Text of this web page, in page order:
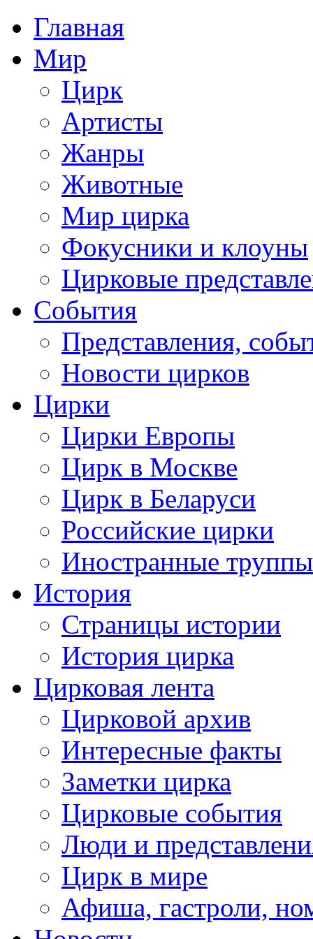
Главная
Мир
Цирк
Артисты
Жанры
Животные
Мир цирка
Фокусники и клоуны
Цирковые
События
Представления,
Новости цирков
Цирки
Цирки Европы
Цирк в Москве
Цирк в Беларуси
Российские цирки
Иностранные труппы
История
Страницы истории
История цирка
Цирковая лента
Цирковой архив
Интересные факты
Заметки цирка
Цирковые события
Люди и
Цирк в мире
Афиша, гастроли,